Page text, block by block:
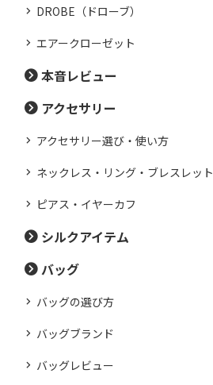
DROBE（ドローブ）
エアークローゼット
本音レビュー
アクセサリー
アクセサリー選び・使い方
ネックレス・リング・ブレスレット
ピアス・イヤーカフ
シルクアイテム
バッグ
バッグの選び方
バッグブランド
バッグレビュー